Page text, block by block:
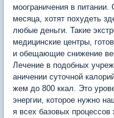
моограничения в питании.
месяца, хотят похудеть
любые деньги. Такие
медицинские центры,
и обещающие снижение
Лечение в подобных
аничении суточной
жем до 800 ккал. Это
энергии, которое нужно
я всех базовых процессов